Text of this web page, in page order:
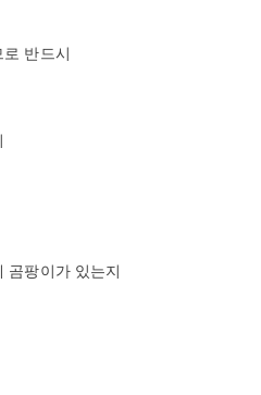
반드시
곰팡이가 있는지